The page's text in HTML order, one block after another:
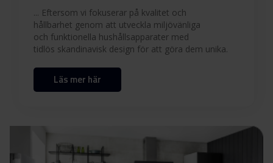
... Eftersom vi fokuserar på kvalitet och
hållbarhet genom att utveckla miljövänliga
och funktionella hushållsapparater med
tidlös skandinavisk design för att göra dem unika.
Läs mer här